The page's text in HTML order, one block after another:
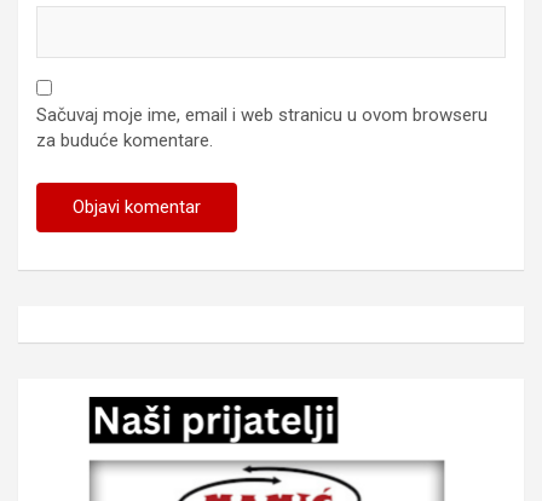
Sačuvaj moje ime, email i web stranicu u ovom browseru
za buduće komentare.